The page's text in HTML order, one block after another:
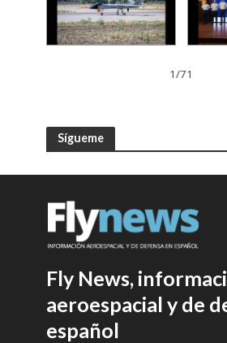
1/71
Sígueme
Fly News,
aeroespacial y de
español